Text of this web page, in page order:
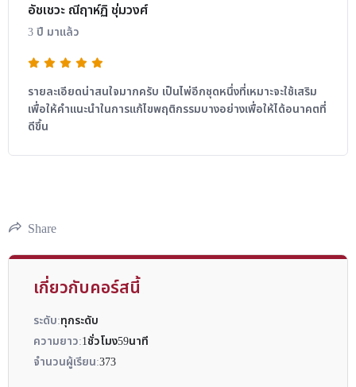
อัชเชวะ ณีฤาห์ฏิ ชุ่มวงศ์
3 ปี มาแล้ว
รายละเอียดน่าสนใจมากครับ เป็นไพ่อีกชุดหนึ่งที่เหมาะจะใช้เสริม
เพื่อให้คำแนะนำในการแก้ไขพฤติกรรมบางอย่างเพื่อให้ได้อนาคตที่
ดีขึ้น
Share
เกี่ยวกับคอร์สนี้
ระดับ:ทุกระดับ
ความยาว:1ชั่วโมง59นาที
จำนวนผู้เรียน:373